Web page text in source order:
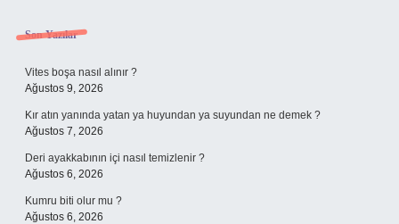
Sidebar
Son Yazılar
Vites boşa nasıl alınır ?
Ağustos 9, 2026
Kır atın yanında yatan ya huyundan ya suyundan ne demek ?
Ağustos 7, 2026
Deri ayakkabının içi nasıl temizlenir ?
Ağustos 6, 2026
Kumru biti olur mu ?
Ağustos 6, 2026